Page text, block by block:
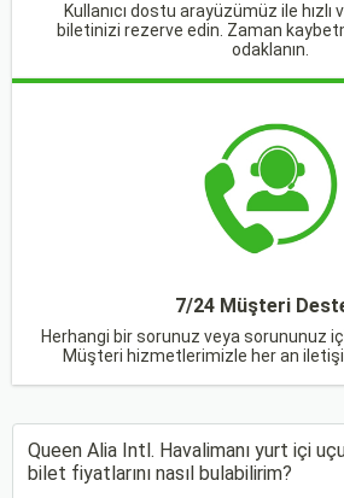
Kullanıcı dostu arayüzümüz ile hızlı
biletinizi rezerve edin. Zaman
odaklanın.
7/24 Müşteri
Herhangi bir sorunuz veya sorununuz
Müşteri hizmetlerimizle her an
Queen Alia Intl. Havalimanı yurt içi
bilet fiyatlarını nasıl bulabilirim?